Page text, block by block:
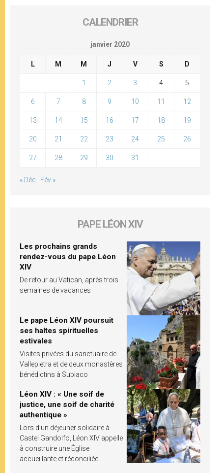
CALENDRIER
janvier 2020
L M M J V S D
1 2 3 4 5
6 7 8 9 10 11 12
13 14 15 16 17 18 19
20 21 22 23 24 25 26
27 28 29 30 31
« Déc Fév »
PAPE LÉON XIV
Les prochains grands
rendez-vous du pape Léon
XIV
De retour au Vatican, après trois
semaines de vacances
Le pape Léon XIV poursuit
ses haltes spirituelles
estivales
Visites privées du sanctuaire de
Vallepietra et de deux monastères
bénédictins à Subiaco
Léon XIV : « Une soif de
justice, une soif de charité
authentique »
Lors d’un déjeuner solidaire à
Castel Gandolfo, Léon XIV appelle
à construire une Église
accueillante et réconciliée